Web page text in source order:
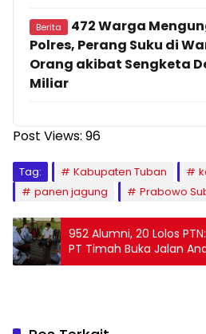
Berita
472 Warga
Polres, Perang Suku di
Orang akibat Sengketa
Miliar
Post Views: 96
Tag: Kabupaten Tuban
panen jagung
Prabowo
952 Alumni, 20 Lolos
PT Timah Buka Jalan